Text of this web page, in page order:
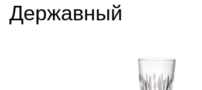
Державный